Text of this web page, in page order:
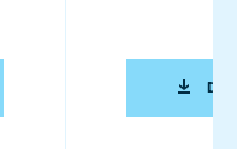
ZIPPY EDIBLES PBP